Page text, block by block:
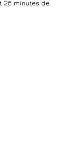
25 minutes de